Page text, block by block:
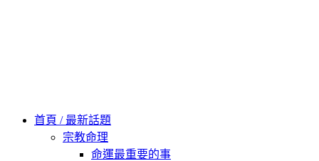
首頁 / 最新話題
宗教命理
命運最重要的事